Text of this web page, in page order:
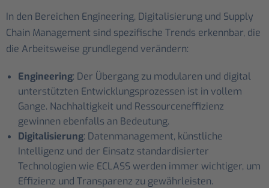
In den Bereichen Engineering, Digitalisierung und Supply
Chain Management sind spezifische Trends erkennbar, die
die Arbeitsweise grundlegend verändern:
Engineering: Der Übergang zu modularen und digital
unterstützten Entwicklungsprozessen ist in vollem
Gange. Nachhaltigkeit und Ressourceneffizienz
gewinnen ebenfalls an Bedeutung.
Digitalisierung: Datenmanagement, künstliche
Intelligenz und der Einsatz standardisierter
Technologien wie ECLASS werden immer wichtiger, um
Effizienz und Transparenz zu gewährleisten.